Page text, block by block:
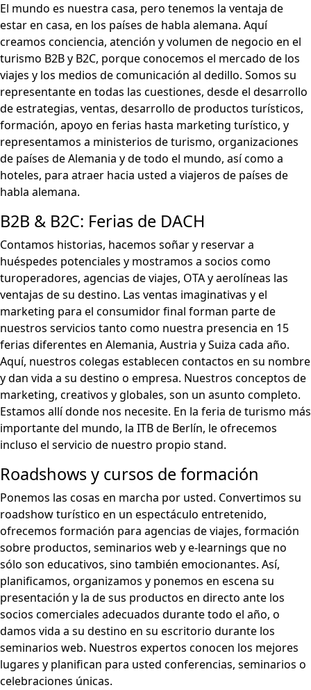
El mundo es nuestra casa, pero tenemos la ventaja de
estar en casa, en los países de habla alemana. Aquí
creamos conciencia, atención y volumen de negocio en el
turismo B2B y B2C, porque conocemos el mercado de los
viajes y los medios de comunicación al dedillo. Somos su
representante en todas las cuestiones, desde el desarrollo
de estrategias, ventas, desarrollo de productos turísticos,
formación, apoyo en ferias hasta marketing turístico, y
representamos a ministerios de turismo, organizaciones
de países de Alemania y de todo el mundo, así como a
hoteles, para atraer hacia usted a viajeros de países de
habla alemana.
B2B & B2C: Ferias de DACH
Contamos historias, hacemos soñar y reservar a
huéspedes potenciales y mostramos a socios como
turoperadores, agencias de viajes, OTA y aerolíneas las
ventajas de su destino. Las ventas imaginativas y el
marketing para el consumidor final forman parte de
nuestros servicios tanto como nuestra presencia en 15
ferias diferentes en Alemania, Austria y Suiza cada año.
Aquí, nuestros colegas establecen contactos en su nombre
y dan vida a su destino o empresa. Nuestros conceptos de
marketing, creativos y globales, son un asunto completo.
Estamos allí donde nos necesite. En la feria de turismo más
importante del mundo, la ITB de Berlín, le ofrecemos
incluso el servicio de nuestro propio stand.
Roadshows y cursos de formación
Ponemos las cosas en marcha por usted. Convertimos su
roadshow turístico en un espectáculo entretenido,
ofrecemos formación para agencias de viajes, formación
sobre productos, seminarios web y e-learnings que no
sólo son educativos, sino también emocionantes. Así,
planificamos, organizamos y ponemos en escena su
presentación y la de sus productos en directo ante los
socios comerciales adecuados durante todo el año, o
damos vida a su destino en su escritorio durante los
seminarios web. Nuestros expertos conocen los mejores
lugares y planifican para usted conferencias, seminarios o
celebraciones únicas.